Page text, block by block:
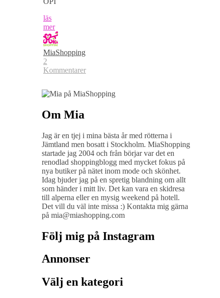
läs
mer
MiaShopping
2
Kommentarer
Om Mia
Jag är en tjej i mina bästa år med rötterna i
Jämtland men bosatt i Stockholm. MiaShopping
startade jag 2004 och från börjar var det en
renodlad shoppingblogg med mycket fokus på
nya butiker på nätet inom mode och skönhet.
Idag bjuder jag på en spretig blandning om allt
som händer i mitt liv. Det kan vara en skidresa
till alperna eller en mysig weekend på hotell.
Det vill du väl inte missa :) Kontakta mig gärna
på mia@miashopping.com
Följ mig på Instagram
Annonser
Välj en kategori